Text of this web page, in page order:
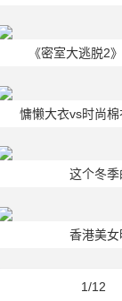
《密室大逃脱2
慵懒大衣vs时尚
这个冬季
香港美
1/12